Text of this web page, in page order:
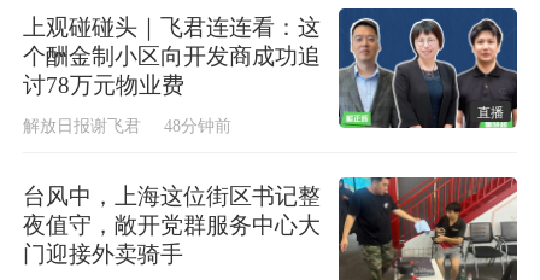
上观碰碰头｜飞君连连看：这
个酬金制小区向开发商成功追
讨78万元物业费
解放日报谢飞君 48分钟前
直播
台风中，上海这位街区书记整
夜值守，敞开党群服务中心大
门迎接外卖骑手